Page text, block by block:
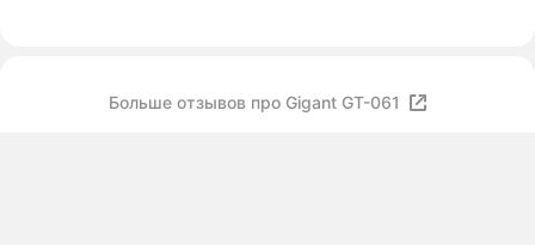
Больше отзывов про Gigant GT-061